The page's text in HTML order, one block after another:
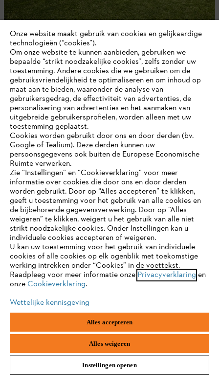
Heggenonderhoud: tips en trucs
Hakselaars / houtversnipperaars
Blijf op de hoogte dankzij de STIHL
nieuwsbrief
E-mailadres
Inschrijven
JE BROWSER WORDT NIET
ONDERSTEUND
Je gebruikt een browser die we nog niet ondersteunen. Om
onze website optimaal te kunnen gebruiken, raden we aan dat
je overschakelt op één van de volgende browsers:
firefox
safari edge
Onze website maakt gebruik van cookies en gelijkaardige
technologieën (“cookies”).
Om onze website te kunnen aanbieden, gebruiken we
bepaalde “strikt noodzakelijke cookies”, zelfs zonder uw
toestemming. Andere cookies die we gebruiken om de
gebruiksvriendelijkheid te optimaliseren en om inhoud op
maat aan te bieden, waaronder de analyse van
gebruikersgedrag, de effectiviteit van advertenties, de
personalisering van advertenties en het aanmaken van
uitgebreide gebruikersprofielen, worden alleen met uw
toestemming geplaatst.
Cookies worden gebruikt door ons en door derden (bv.
Google of Tealium). Deze derden kunnen uw
persoonsgegevens ook buiten de Europese Economische
Ruimte verwerken.
Zie “Instellingen” en “Cookieverklaring” voor meer
informatie over cookies die door ons en door derden
worden gebruikt. Door op “Alles accepteren” te klikken,
geeft u toestemming voor het gebruik van alle cookies en
de bijbehorende gegevensverwerking. Door op “Alles
weigeren” te klikken, weigert u het gebruik van alle niet
strikt noodzakelijke cookies. Onder Instellingen kan u
individuele cookies accepteren of weigeren.
U kan uw toestemming voor het gebruik van individuele
cookies of alle cookies op elk ogenblik met toekomstige
werking intrekken onder “Cookies” in de voettekst.
Raadpleeg voor meer informatie onze Privacyverklaring en
onze Cookieverklaring.
Wettelijke kennisgeving
Alles accepteren
Alles weigeren
Instellingen openen